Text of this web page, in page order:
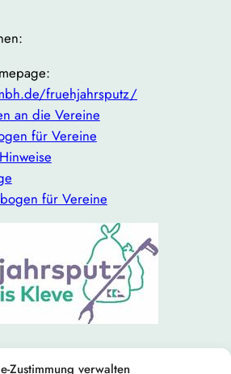
Zustimmung verwalten
fruehjahrsputz/
an die Vereine
für Vereine
für Vereine